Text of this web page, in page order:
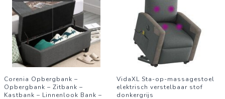
Corenia Opbergbank –
Opbergbank – Zitbank –
Kastbank – Linnenlook Bank –
VidaXL Sta-op-massagestoel
elektrisch verstelbaar stof
donkergrijs